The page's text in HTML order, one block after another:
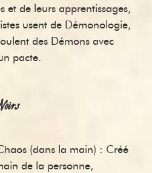
et de leurs apprentissages,
usent de Démonologie,
des Démons avec
pacte.
(dans la main) : Créé
de la personne,